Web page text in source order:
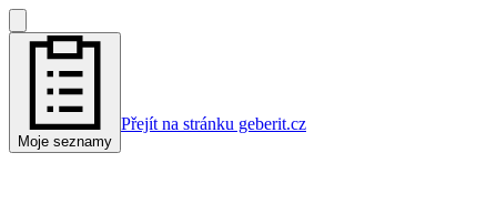
Moje seznamy
Přejít na stránku geberit.cz